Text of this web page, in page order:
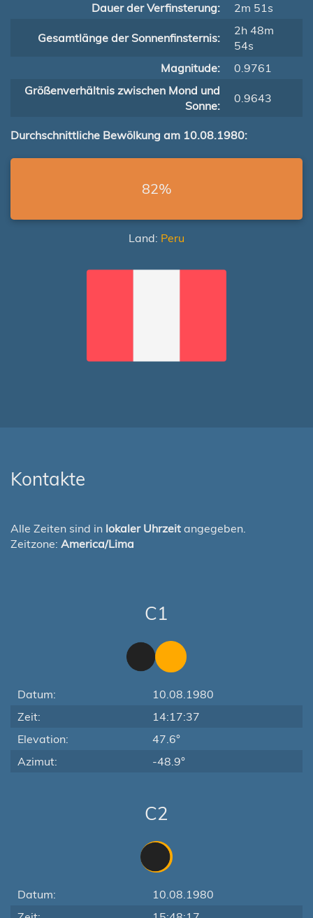
Dauer der Verfinsterung:
2m 51s
Gesamtlänge der Sonnenfinsternis:
2h 48m
54s
Magnitude:
0.9761
Größenverhältnis zwischen Mond und
Sonne:
0.9643
Durchschnittliche Bewölkung am 10.08.1980:
82%
Land: Peru
Kontakte
Alle Zeiten sind in lokaler Uhrzeit angegeben.
Zeitzone: America/Lima
C1
Datum:
10.08.1980
Zeit:
14:17:37
Elevation:
47.6°
Azimut:
-48.9°
C2
Datum:
10.08.1980